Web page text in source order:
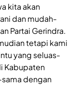
kita akan
dan mudah-
Partai Gerindra.
tetapi kami
yang seluas-
Kabupaten
dengan